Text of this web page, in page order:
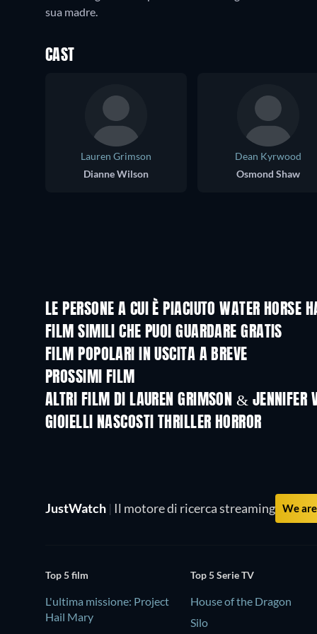
CAST
Lauren Grimson
Dianne Wilson
Dean Kyrwood
Osmond Shaw
LE PERSONE A CUI È PIACIUTO WATER HORSE
FILM SIMILI CHE PUOI GUARDARE GRATIS
FILM POPOLARI IN USCITA A BREVE
PROSSIMI FILM
ALTRI FILM DI LAUREN GRIMSON & JENNIFER
GIOIELLI NASCOSTI THRILLER HORROR
JustWatch | Il motore di ricerca streaming We
Top 5 film
L'ultima missione: Project
Hail Mary
Top 5 Serie TV
House of the Dragon
Silo